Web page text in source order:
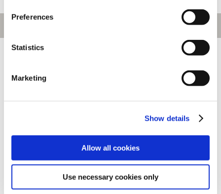
Preferences
Statistics
Marketing
Show details
Allow all cookies
Use necessary cookies only
キーワード